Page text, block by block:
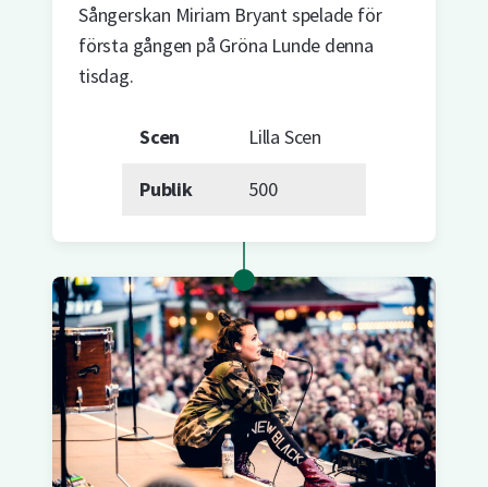
Sångerskan Miriam Bryant spelade för
första gången på Gröna Lunde denna
tisdag.
Scen Lilla Scen
Publik 500